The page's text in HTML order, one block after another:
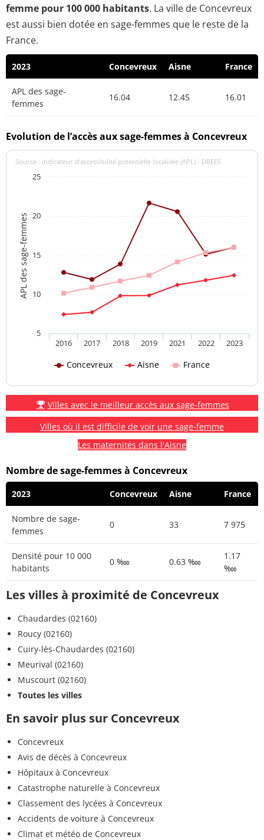
femme pour 100 000 habitants. La ville de Concevreux
est aussi bien dotée en sage-femmes que le reste de la
France.
2023 Concevreux Aisne France
APL des sage-
femmes
16.04 12.45 16.01
Evolution de l’accès aux sage-femmes à Concevreux
APL des sage-femmes
Source : indicateur d’accessibilité potentielle localisée (APL) - DREES
Concevreux Aisne France
2016 2017 2018 2019 2021 2022 2023
5
10
15
20
25
Villes avec le meilleur accès aux sage-femmes
Villes où il est difficile de voir une sage-femme
Les maternités dans l'Aisne
Nombre de sage-femmes à Concevreux
2023 Concevreux Aisne France
Nombre de sage-
femmes
0 33 7 975
Densité pour 10 000
habitants
0 ‱ 0.63 ‱
1.17
‱
Les villes à proximité de Concevreux
Chaudardes (02160)
Roucy (02160)
Cuiry-lès-Chaudardes (02160)
Meurival (02160)
Muscourt (02160)
Toutes les villes
En savoir plus sur Concevreux
Concevreux
Avis de décès à Concevreux
Hôpitaux à Concevreux
Catastrophe naturelle à Concevreux
Classement des lycées à Concevreux
Accidents de voiture à Concevreux
Climat et météo de Concevreux